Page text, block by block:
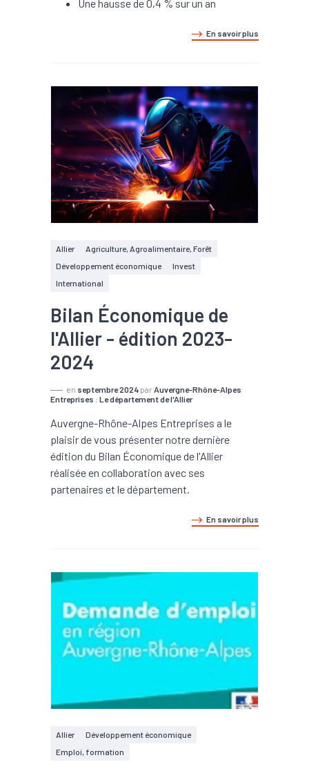
Une hausse de 0,4 % sur un an
En savoir plus
Allier
Agriculture, Agroalimentaire, Forêt
Développement économique
Invest
International
Bilan Économique de
l'Allier - édition 2023-
2024
en septembre 2024 par Auvergne-Rhône-Alpes
Entreprises ; Le département de l'Allier
Auvergne-Rhône-Alpes Entreprises a le
plaisir de vous présenter notre dernière
édition du Bilan Économique de l'Allier
réalisée en collaboration avec ses
partenaires et le département.
En savoir plus
Allier
Développement économique
Emploi, formation